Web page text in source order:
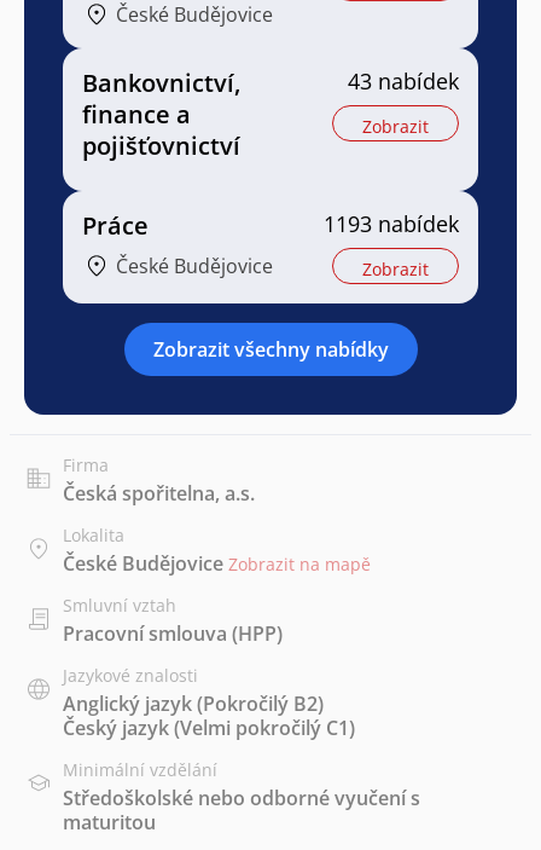
České Budějovice
Bankovnictví,
finance a
pojišťovnictví
43 nabídek
Zobrazit
Práce
České Budějovice
1193 nabídek
Zobrazit
Zobrazit všechny nabídky
Firma
Česká spořitelna, a.s.
Lokalita
České Budějovice Zobrazit na mapě
Smluvní vztah
Pracovní smlouva (HPP)
Jazykové znalosti
Anglický jazyk(Pokročilý B2)
Český jazyk(Velmi pokročilý C1)
Minimální vzdělání
Středoškolské nebo odborné vyučení s
maturitou